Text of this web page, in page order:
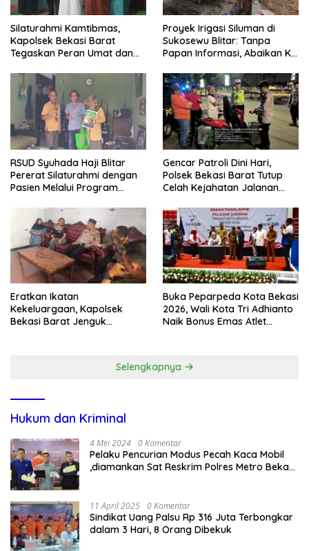
Silaturahmi Kamtibmas,
Kapolsek Bekasi Barat
Tegaskan Peran Umat dan
Kondusivitas Wilayah
Proyek Irigasi Siluman di
Sukosewu Blitar: Tanpa
Papan Informasi, Abaikan K3,
Tanggung Jawab
RSUD Syuhada Haji Blitar
Pererat Silaturahmi dengan
Pasien Melalui Program
Gencar Patroli Dini Hari,
Polsek Bekasi Barat Tutup
Celah Kejahatan Jalanan
Eratkan Ikatan
Kekeluargaan, Kapolsek
Bekasi Barat Jenguk
Buka Peparpeda Kota Bekasi
2026, Wali Kota Tri Adhianto
Naik Bonus Emas Atlet
Selengkapnya
Hukum dan Kriminal
4 Mei 2024 0 Komentar
Pelaku Pencurian Modus Pecah Kaca Mobil
,diamankan Sat Reskrim Polres Metro Bekasi
11 April 2025 0 Komentar
Sindikat Uang Palsu Rp 316 Juta Terbongkar
dalam 3 Hari, 8 Orang Dibekuk